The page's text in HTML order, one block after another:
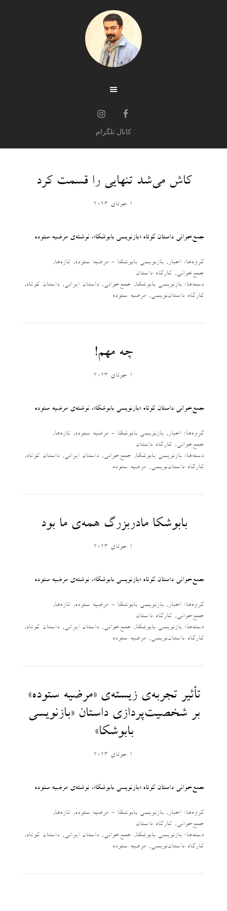
کانال تلگرام
کاش می‌شد تنهایی‌ را قسمت کرد
1 جولای 2023
جمع‌خوانی داستان کوتاه «بازنویسی بابوشکا»، نوشته‌ی مرضیه ستوده
گروه‌ها: اخبار, بازنویسی بابوشکا - مرضیه ستوده, تازه‌ها,
جمع‌خوانی, کارگاه داستان
دسته‌‌ها: بازنویسی بابوشکا, جمع‌خوانی, داستان ایرانی, داستان کوتاه,
کارگاه داستان‌نویسی, مرضیه ستوده
چه مهم!
1 جولای 2023
جمع‌خوانی داستان کوتاه «بازنویسی بابوشکا»، نوشته‌ی مرضیه ستوده
گروه‌ها: اخبار, بازنویسی بابوشکا - مرضیه ستوده, تازه‌ها,
جمع‌خوانی, کارگاه داستان
دسته‌‌ها: بازنویسی بابوشکا, جمع‌خوانی, داستان ایرانی, داستان کوتاه,
کارگاه داستان‌نویسی, مرضیه ستوده
بابوشکا مادربزرگ همه‌ی ما بود
1 جولای 2023
جمع‌خوانی داستان کوتاه «بازنویسی بابوشکا»، نوشته‌ی مرضیه ستوده
گروه‌ها: اخبار, بازنویسی بابوشکا - مرضیه ستوده, تازه‌ها,
جمع‌خوانی, کارگاه داستان
دسته‌‌ها: بازنویسی بابوشکا, جمع‌خوانی, داستان ایرانی, داستان کوتاه,
کارگاه داستان‌نویسی, مرضیه ستوده
تأثیر تجربه‌ی زیسته‌ی «مرضیه ستوده»
بر شخصیت‌پردازی داستان «بازنویسی
بابوشکا»
1 جولای 2023
جمع‌خوانی داستان کوتاه «بازنویسی بابوشکا»، نوشته‌ی مرضیه ستوده
گروه‌ها: اخبار, بازنویسی بابوشکا - مرضیه ستوده, تازه‌ها,
جمع‌خوانی, کارگاه داستان
دسته‌‌ها: بازنویسی بابوشکا, جمع‌خوانی, داستان ایرانی, داستان کوتاه,
کارگاه داستان‌نویسی, مرضیه ستوده